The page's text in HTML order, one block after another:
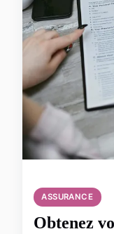
ASSURANCE
Obtenez